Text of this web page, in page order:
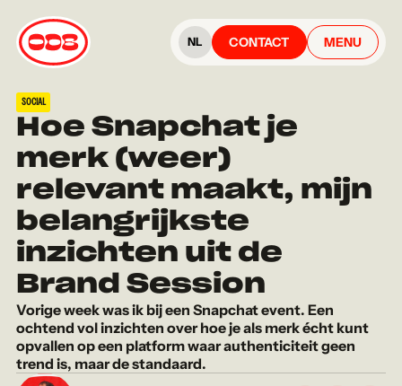
NL CONTACT MENU
SOCIAL
Hoe Snapchat je
merk (weer)
relevant maakt, mijn
belangrijkste
inzichten uit de
Brand Session
Vorige week was ik bij een Snapchat event. Een
ochtend vol inzichten over hoe je als merk écht kunt
opvallen op een platform waar authenticiteit geen
trend is, maar de standaard.